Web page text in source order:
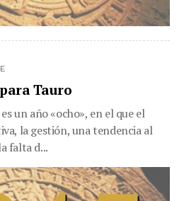
Tauro
un año «ocho», en el que el
la gestión, una tendencia al
falta d...